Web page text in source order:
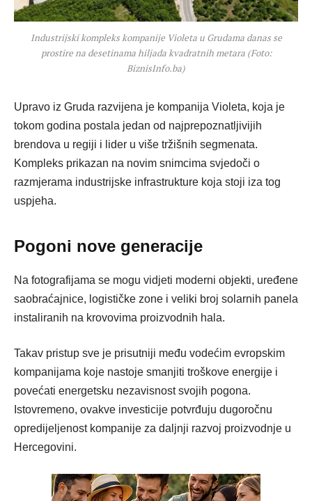
Industrijski kompleks kompanije Violeta u Grudama danas se
prostire na desetinama hiljada kvadratnih metara (Foto:
BiznisInfo.ba)
Upravo iz Gruda razvijena je kompanija Violeta, koja je
tokom godina postala jedan od najprepoznatljivijih
brendova u regiji i lider u više tržišnih segmenata.
Kompleks prikazan na novim snimcima svjedoči o
razmjerama industrijske infrastrukture koja stoji iza tog
uspjeha.
Pogoni nove generacije
Na fotografijama se mogu vidjeti moderni objekti, uređene
saobraćajnice, logističke zone i veliki broj solarnih panela
instaliranih na krovovima proizvodnih hala.
Takav pristup sve je prisutniji među vodećim evropskim
kompanijama koje nastoje smanjiti troškove energije i
povećati energetsku nezavisnost svojih pogona.
Istovremeno, ovakve investicije potvrđuju dugoročnu
opredijeljenost kompanije za daljnji razvoj proizvodnje u
Hercegovini.